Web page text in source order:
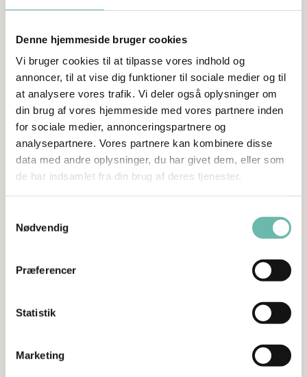
Denne hjemmeside bruger cookies
Vi bruger cookies til at tilpasse vores indhold og
annoncer, til at vise dig funktioner til sociale medier og til
at analysere vores trafik. Vi deler også oplysninger om
din brug af vores hjemmeside med vores partnere inden
for sociale medier, annonceringspartnere og
analysepartnere. Vores partnere kan kombinere disse
data med andre oplysninger, du har givet dem, eller som
de har indsamlet fra din brug af deres tjenester.
Nødvendig
Præferencer
Statistik
Marketing
Vores callcenter er hjertet i Prima Vikar. Det er her, vi sikrer
hænder og nye kompetencer kan vi nu svare endnu
hurtigere på henvendelser, håndtere opgaver effektivt og
yde den nærværende og professionelle service, som er
kernen i vores arbejde.
Rekruttering i fokus
I rekrutteringsafdelingen har vi også styrket vores team med
nye medarbejdere, der har solid erfaring inden for
De nye kompetencer vil hjælpe os med at finde de helt rette
profiler, som lever op til vores høje krav, så vi fortsat kan
Med de nye kræfter ombord er vi klar til at tage Prima Vikar
til næste niveau. Vi er stolte af at kunne styrke vores team
for både kunder og vikarer.